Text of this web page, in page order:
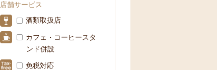
店舗サービス
酒類取扱店
カフェ・コーヒースタ
ンド併設
免税対応